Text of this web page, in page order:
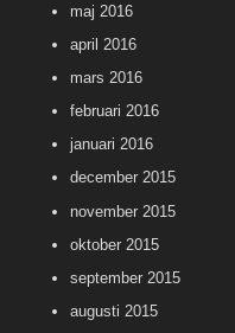
maj 2016
april 2016
mars 2016
februari 2016
januari 2016
december 2015
november 2015
oktober 2015
september 2015
augusti 2015